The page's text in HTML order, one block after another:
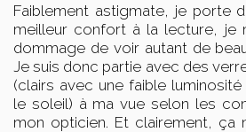
Faiblement astigmate, je porte
meilleur confort à la lecture, je
dommage de voir autant de
Je suis donc partie avec des
(clairs avec une faible
le soleil) à ma vue selon les
mon opticien. Et clairement, ça